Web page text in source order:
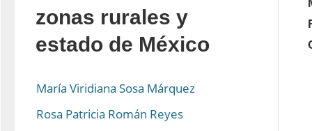
zonas rurales y
estado de México
María Viridiana Sosa Márquez
Rosa Patricia Román Reyes